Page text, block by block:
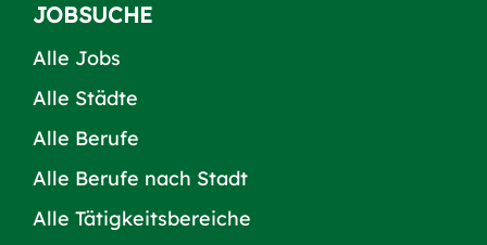
JOBSUCHE
Alle Jobs
Alle Städte
Alle Berufe
Alle Berufe nach Stadt
Alle Tätigkeitsbereiche